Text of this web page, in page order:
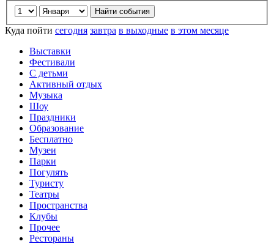
Куда пойти сегодня завтра в выходные в этом месяце
Выставки
Фестивали
С детьми
Активный отдых
Музыка
Шоу
Праздники
Образование
Бесплатно
Музеи
Парки
Погулять
Туристу
Театры
Пространства
Клубы
Прочее
Рестораны